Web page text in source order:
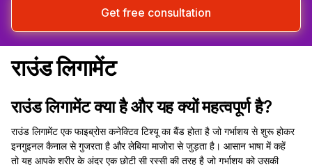
Get free consultation
राउंड लिगामेंट
राउंड लिगामेंट क्या है और यह क्यों महत्वपूर्ण है?
राउंड लिगामेंट एक फाइब्रोस कनेक्टिव टिश्यू का बैंड होता है जो गर्भाशय से शुरू होकर
इनगुइनल कैनाल से गुजरता है और लेबिया माजोरा से जुड़ता है। आसान भाषा में कहें
तो यह आपके शरीर के अंदर एक छोटी सी रस्सी की तरह है जो गर्भाशय को उसकी